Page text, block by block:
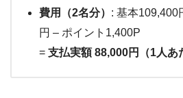
費用（2名分） : 基本109,400
円 – ポイント1,400P
= 支払実額 88,000円（1人あ